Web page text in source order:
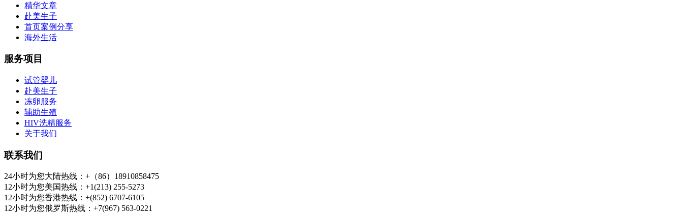
精华文章
赴美生子
首页案例分享
海外生活
服务项目
试管婴儿
赴美生子
冻卵服务
辅助生殖
HIV洗精服务
关于我们
联系我们
24小时为您大陆热线：+（86）18910858475
12小时为您美国热线：+1(213) 255-5273
12小时为您香港热线：+(852) 6707-6105
12小时为您俄罗斯热线：+7(967) 563-0221